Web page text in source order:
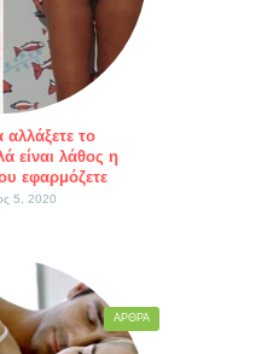
αλλάξετε το
είναι λάθος η
εφαρμόζετε
5, 2020
ΆΡΘΡΑ